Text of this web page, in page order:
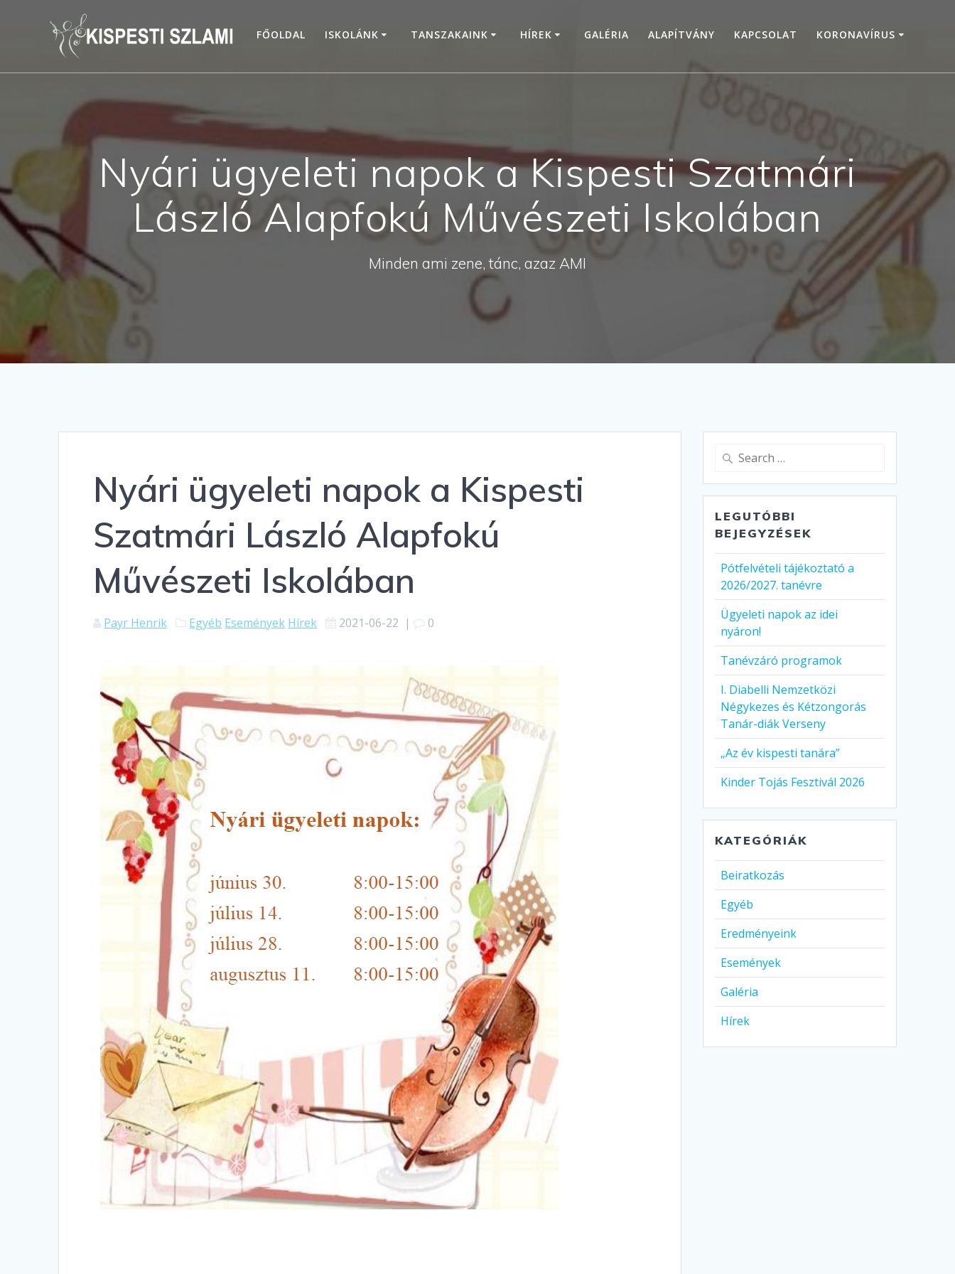
FŐOLDAL ISKOLÁNK TANSZAKAINK HÍREK GALÉRIA ALAPÍTVÁNY KAPCSOLAT KORONAVÍRUS
Nyári ügyeleti napok a Kispesti Szatmári
László Alapfokú Művészeti Iskolában
Minden ami zene, tánc, azaz AMI
Nyári ügyeleti napok a Kispesti
Szatmári László Alapfokú
Művészeti Iskolában
Payr Henrik Egyéb Események Hírek 2021-06-22 | 0
Search
LEGUTÓBBI
BEJEGYZÉSEK
Pótfelvételi tájékoztató a
2026/2027. tanévre
Ügyeleti napok az idei
nyáron!
Tanévzáró programok
I. Diabelli Nemzetközi
Négykezes és Kétzongorás
Tanár-diák Verseny
„Az év kispesti tanára”
Kinder Tojás Fesztivál 2026
KATEGÓRIÁK
Beiratkozás
Egyéb
Eredményeink
Események
Galéria
Hírek